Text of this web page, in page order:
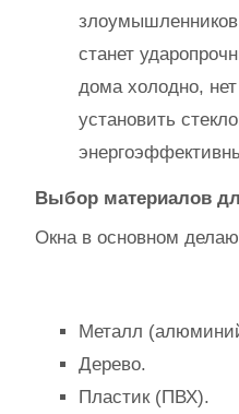
станет
дома холодно,
установить
Выбор материалов
Окна в основном
Металл
Дерево.
Пластик (ПВХ).